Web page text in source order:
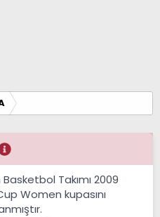
Takımı 2009
Women kupasını